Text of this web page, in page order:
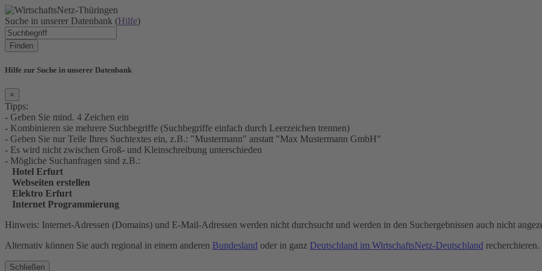
Suche in unserer Datenbank (Hilfe)
Finden
Hilfe zur Suche in unserer Datenbank
×
Tipps:
- Geben Sie mind. 4 Zeichen ein
- Kombinieren sie mehrere Suchbegriffe (Suchbegriffe einfach durch Leerzeichen trennen)
- Geben Sie nur Teile Ihres Suchtextes ein, z.B.: "Mustermann" anstatt "Max Mustermann GmbH"
- Es wird nicht zwischen Groß- und Kleinschreibung unterschieden
- Mögliche Suchanfragen sind z.B.:
Hotel Erfurt
Webseiten erstellen
Elektro Erfurt
Internet Programmierung
Hinweis: Internet-Adressen (Domains) und E-Mail-Adressen werden nicht durchsucht und werden in den Suchergebnissen auch nicht
Alternativ können Sie auch regional in einem anderen Bundesland oder in ganz Deutschland im WirtschaftsNetz-Deutschland recherchieren.
Schließen